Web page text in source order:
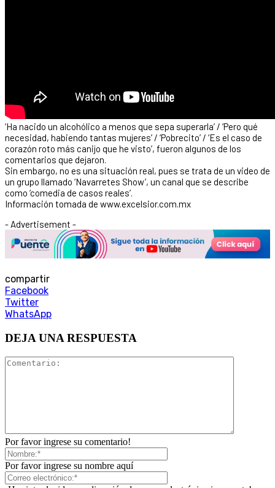
‘Ha nacido un alcohólico a menos que sepa superarla’ / ‘Pero qué
necesidad, habiendo tantas mujeres’ / ‘Pobrecito’ / ‘Es el caso de
corazón roto más canijo que he visto’, fueron algunos de los
comentarios que dejaron.
Sin embargo, no es una situación real, pues se trata de un video de
un grupo llamado ‘Navarretes Show’, un canal que se describe
como ‘comedia de casos reales’.
Información tomada de www.excelsior.com.mx
- Advertisement -
compartir
Facebook
Twitter
WhatsApp
DEJA UNA RESPUESTA
Por favor ingrese su comentario!
Por favor ingrese su nombre aquí